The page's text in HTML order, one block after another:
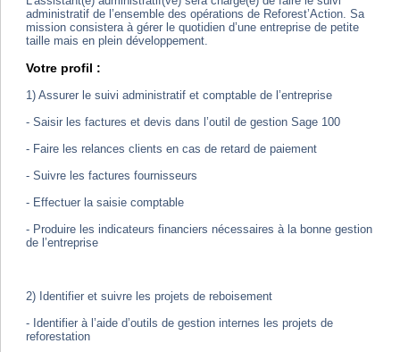
administratif de l’ensemble des opérations de Reforest’Action. Sa
mission consistera à gérer le quotidien d’une entreprise de petite
taille mais en plein développement.
Votre profil :
1) Assurer le suivi administratif et comptable de l’entreprise
- Saisir les factures et devis dans l’outil de gestion Sage 100
- Faire les relances clients en cas de retard de paiement
- Suivre les factures fournisseurs
- Effectuer la saisie comptable
- Produire les indicateurs financiers nécessaires à la bonne gestion
de l’entreprise
2) Identifier et suivre les projets de reboisement
- Identifier à l’aide d’outils de gestion internes les projets de
reforestation